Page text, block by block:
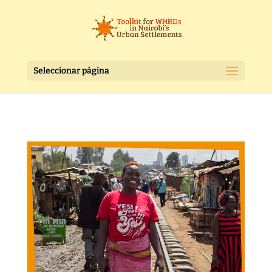
Seleccionar página